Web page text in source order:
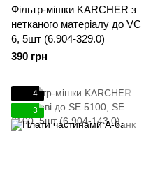
Фільтр-мішки KARCHER з
нетканого матеріалу до VC
6, 5шт (6.904-329.0)
390 грн
4
3